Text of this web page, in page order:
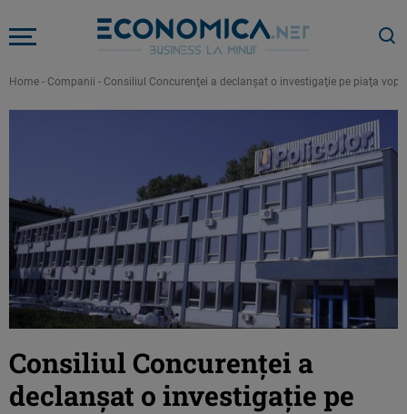
Home - Companii - Consiliul Concurenţei a declanşat o investigaţie pe piaţa
Consiliul Concurenţei a
declanşat o investigaţie pe